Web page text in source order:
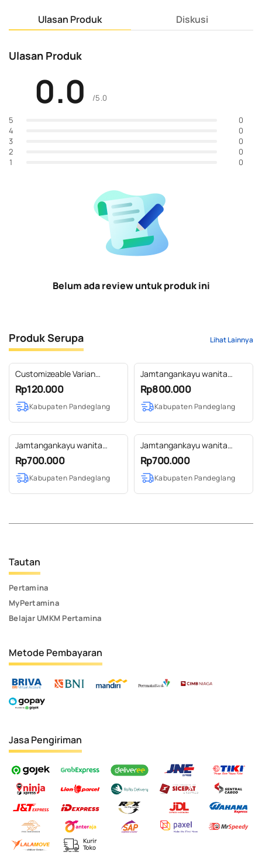
Ulasan Produk Diskusi
Ulasan Produk
0.0 /5.0
5
0
4
0
3
0
2
0
1
0
Belum ada review untuk produk ini
Produk Serupa Lihat Lainnya
Customizeable Varian
Lanyard Kayu Jati dan Maple
Rp120.000
Kabupaten Pandeglang
Jamtangankayu wanita
Balin Sono
Rp800.000
Kabupaten Pandeglang
Jamtangankayu wanita
Balin Jati
Rp700.000
Kabupaten Pandeglang
Jamtangankayu wanita
Balin Maple
Rp700.000
Kabupaten Pandeglang
Tautan
Pertamina
MyPertamina
Belajar UMKM Pertamina
Metode Pembayaran
Jasa Pengiriman